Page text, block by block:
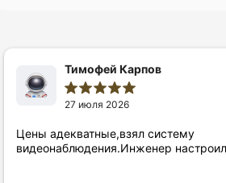
Тимофей Карпов
27 июля 2026
Цены адекватные,взял систему
видеонаблюдения.Инженер